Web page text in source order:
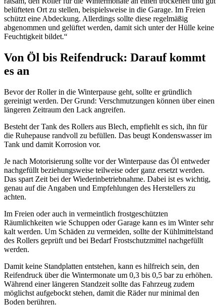
belüfteten Ort zu stellen, beispielsweise in die Garage. Im Freien
schützt eine Abdeckung. Allerdings sollte diese regelmäßig
abgenommen und gelüftet werden, damit sich unter der Hülle keine
Feuchtigkeit bildet.“
Von Öl bis Reifendruck: Darauf kommt
es an
Bevor der Roller in die Winterpause geht, sollte er gründlich
gereinigt werden. Der Grund: Verschmutzungen können über einen
längeren Zeitraum den Lack angreifen.
Besteht der Tank des Rollers aus Blech, empfiehlt es sich, ihn für
die Ruhepause randvoll zu befüllen. Das beugt Kondenswasser im
Tank und damit Korrosion vor.
Je nach Motorisierung sollte vor der Winterpause das Öl entweder
nachgefüllt beziehungsweise teilweise oder ganz ersetzt werden.
Das spart Zeit bei der Wiederinbetriebnahme. Dabei ist es wichtig,
genau auf die Angaben und Empfehlungen des Herstellers zu
achten.
Im Freien oder auch in vermeintlich frostgeschützten
Räumlichkeiten wie Schuppen oder Garage kann es im Winter sehr
kalt werden. Um Schäden zu vermeiden, sollte der Kühlmittelstand
des Rollers geprüft und bei Bedarf Frostschutzmittel nachgefüllt
werden.
Damit keine Standplatten entstehen, kann es hilfreich sein, den
Reifendruck über die Wintermonate um 0,3 bis 0,5 bar zu erhöhen.
Während einer längeren Standzeit sollte das Fahrzeug zudem
möglichst aufgebockt stehen, damit die Räder nur minimal den
Boden berühren.